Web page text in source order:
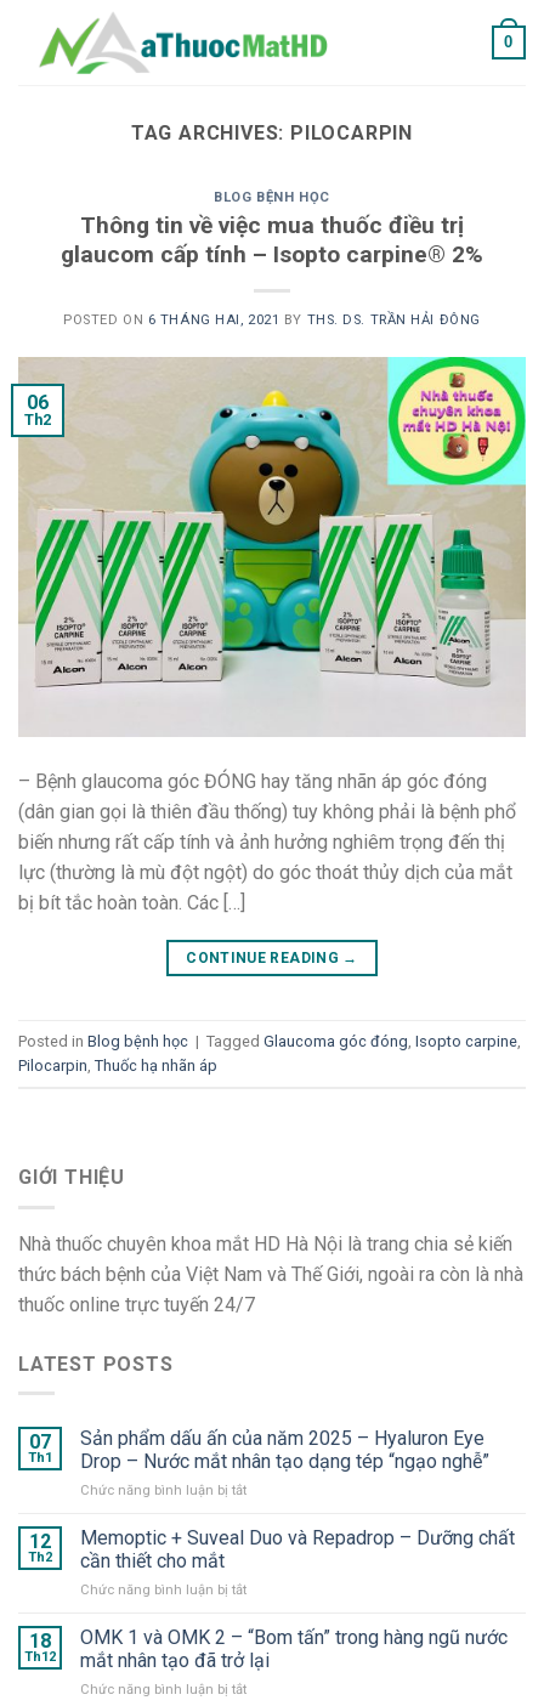
content
0
TAG ARCHIVES: PILOCARPIN
BLOG BỆNH HỌC
Thông tin về việc mua thuốc điều trị
glaucom cấp tính – Isopto carpine® 2%
POSTED ON 6 THÁNG HAI, 2021 BY THS. DS. TRẦN HẢI ĐÔNG
06
Th2
– Bệnh glaucoma góc ĐÓNG hay tăng nhãn áp góc đóng
(dân gian gọi là thiên đầu thống) tuy không phải là bệnh phổ
biến nhưng rất cấp tính và ảnh hưởng nghiêm trọng đến thị
lực (thường là mù đột ngột) do góc thoát thủy dịch của mắt
bị bít tắc hoàn toàn. Các […]
CONTINUE READING →
Posted in Blog bệnh học | Tagged Glaucoma góc đóng Isopto carpine
Pilocarpin Thuốc hạ nhãn áp
GIỚI THIỆU
Nhà thuốc chuyên khoa mắt HD Hà Nội là trang chia sẻ kiến
thức bách bệnh của Việt Nam và Thế Giới, ngoài ra còn là nhà
thuốc online trực tuyến 24/7
LATEST POSTS
07
Th1
Sản phẩm dấu ấn của năm 2025 – Hyaluron Eye
Drop – Nước mắt nhân tạo dạng tép “ngạo nghễ”
Chức năng bình luận bị tắtở
phẩm
của
2025
–
Hyaluron
Eye
12
Th2
Memoptic + Suveal Duo và Repadrop – Dưỡng chất
cần thiết cho mắt
Chức năng bình luận bị tắtở
+
Suveal
Duo
và
18
Th12
OMK 1 và OMK 2 – “Bom tấn” trong hàng ngũ nước
mắt nhân tạo đã trở lại
Chức năng bình luận bị tắtở